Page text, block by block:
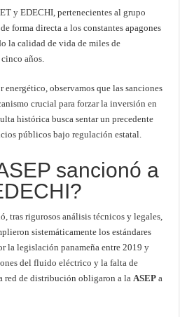
y EDECHI, pertenecientes al grupo
forma directa a los constantes apagones
la calidad de vida de miles de
años.
energético, observamos que las sanciones
crucial para forzar la inversión en
histórica busca sentar un precedente
públicos bajo regulación estatal.
sancionó a
tras rigurosos análisis técnicos y legales,
sistemáticamente los estándares
la legislación panameña entre 2019 y
del fluido eléctrico y la falta de
red de distribución obligaron a laASEP a